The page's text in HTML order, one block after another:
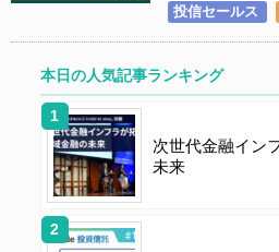
投信セールス
本日の人気記事ランキング
次世代金融イン
未来